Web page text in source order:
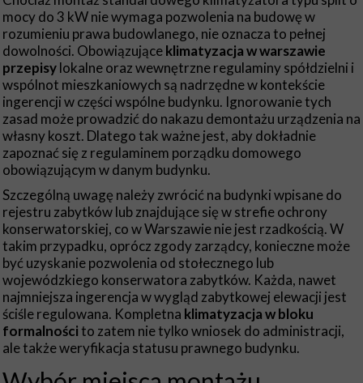
mocy do 3 kW nie wymaga pozwolenia na budowę w
rozumieniu prawa budowlanego, nie oznacza to pełnej
dowolności. Obowiązująceklimatyzacja w warszawie
przepisylokalne oraz wewnętrzne regulaminy spółdzielni i
wspólnot mieszkaniowych są nadrzędne w kontekście
ingerencji w części wspólne budynku. Ignorowanie tych
zasad może prowadzić do nakazu demontażu urządzenia na
własny koszt. Dlatego tak ważne jest, aby dokładnie
zapoznać się z regulaminem porządku domowego
obowiązującym w danym budynku.
Szczególną uwagę należy zwrócić na budynki wpisane do
rejestru zabytków lub znajdujące się w strefie ochrony
konserwatorskiej, co w Warszawie nie jest rzadkością. W
takim przypadku, oprócz zgody zarządcy, konieczne może
być uzyskanie pozwolenia od stołecznego lub
wojewódzkiego konserwatora zabytków. Każda, nawet
najmniejsza ingerencja w wygląd zabytkowej elewacji jest
ściśle regulowana. Kompletna klimatyzacja w bloku
formalnościto zatem nie tylko wniosek do administracji,
ale także weryfikacja statusu prawnego budynku.